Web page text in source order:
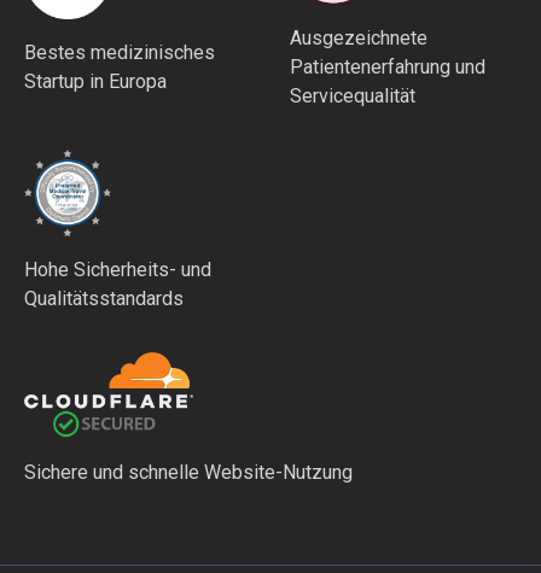
Bestes medizinisches
Startup in Europa
Ausgezeichnete
Patientenerfahrung und
Servicequalität
Hohe Sicherheits- und
Qualitätsstandards
Sichere und schnelle Website-Nutzung